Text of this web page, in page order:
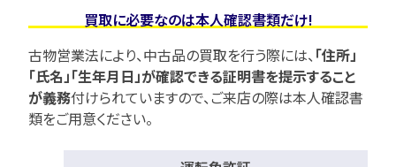
買取に必要なのは本人確認書類だけ!
古物営業法により、中古品の買取を行う際には、「住所」
「氏名」「生年月日」が確認できる証明書を提示すること
が義務付けられていますので、ご来店の際は本人確認書
類をご用意ください。